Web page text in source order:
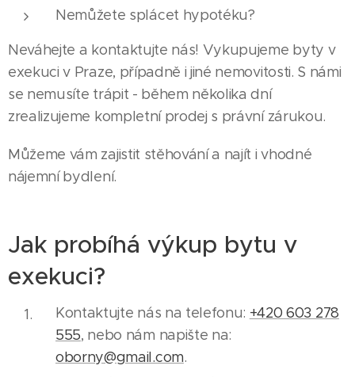
Nemůžete splácet hypotéku?
Neváhejte a kontaktujte nás! Vykupujeme byty v
exekuci v Praze, případně i jiné nemovitosti. S námi
se nemusíte trápit - během několika dní
zrealizujeme kompletní prodej s právní zárukou.
Můžeme vám zajistit stěhování a najít i vhodné
nájemní bydlení.
Jak probíhá výkup bytu v
exekuci?
Kontaktujte nás na telefonu: +420 603 278
555, nebo nám napište na:
oborny@gmail.com.